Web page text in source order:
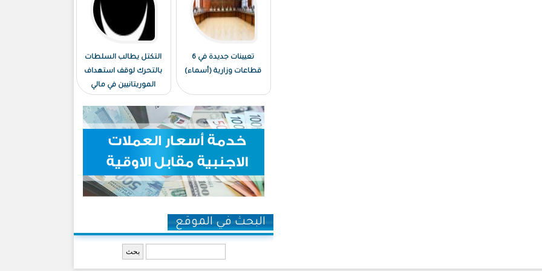
تعيينات جديدة في 6
قطاعات وزارية (أسماء)
التكتل يطالب السلطات
بالتحرك لوقف استهداف
الموريتانيين في مالي
البحث في الموقع